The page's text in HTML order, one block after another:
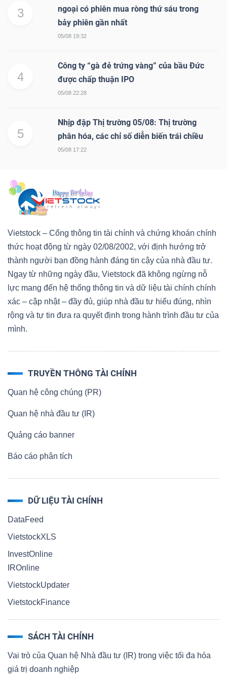
3
ngoại có phiên mua ròng thứ sáu trong
bảy phiên gần nhất
05/08 19:32
4
Công ty “gà đẻ trứng vàng” của bầu Đức
được chấp thuận IPO
05/08 22:28
5
Nhịp đập Thị trường 05/08: Thị trường
phân hóa, các chỉ số diễn biến trái chiều
05/08 17:22
Vietstock – Cổng thông tin tài chính và chứng khoán chính
thức hoạt động từ ngày 02/08/2002, với định hướng trở
thành người bạn đồng hành đáng tin cậy của nhà đầu tư.
Ngay từ những ngày đầu, Vietstock đã không ngừng nỗ
lực mang đến hệ thống thông tin và dữ liệu tài chính chính
xác – cập nhật – đầy đủ, giúp nhà đầu tư hiểu đúng, nhìn
rộng và tự tin đưa ra quyết định trong hành trình đầu tư của
mình.
TRUYỀN THÔNG TÀI CHÍNH
Quan hệ công chúng (PR)
Quan hệ nhà đầu tư (IR)
Quảng cáo banner
Báo cáo phân tích
DỮ LIỆU TÀI CHÍNH
DataFeed
VietstockXLS
InvestOnline
IROnline
VietstockUpdater
VietstockFinance
SÁCH TÀI CHÍNH
Vai trò của Quan hệ Nhà đầu tư (IR) trong việc tối đa hóa
giá trị doanh nghiệp